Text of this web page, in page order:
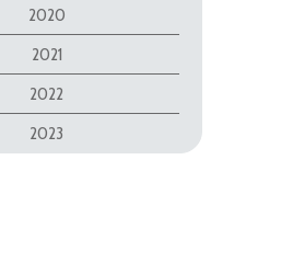
2020
2021
2022
2023